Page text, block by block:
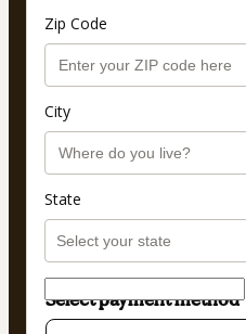
Zip Code
City
State
Select payment method